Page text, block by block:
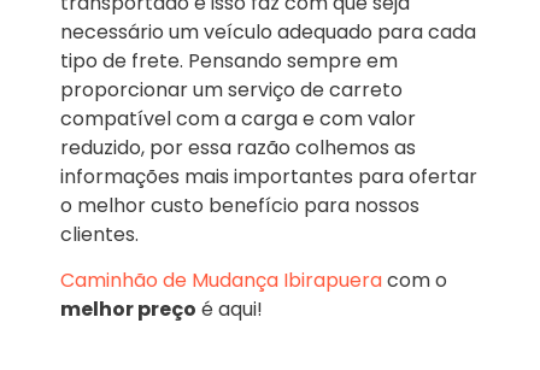
necessário um veículo adequado para cada
tipo de frete. Pensando sempre em
proporcionar um serviço de carreto
compatível com a carga e com valor
reduzido, por essa razão colhemos as
informações mais importantes para ofertar
o melhor custo benefício para nossos
clientes.
Caminhão de Mudança Ibirapueracom o
melhor preço é aqui!